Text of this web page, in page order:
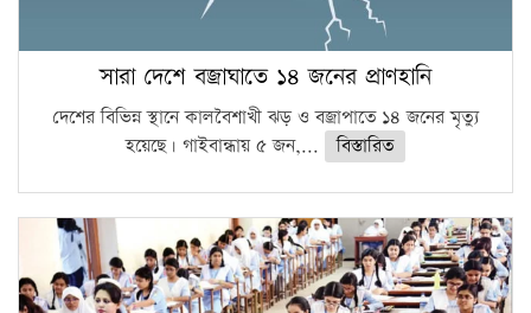
সারা দেশে বজ্রাঘাতে ১৪ জনের প্রাণহানি
দেশের বিভিন্ন স্থানে কালবৈশাখী ঝড় ও বজ্রাপাতে ১৪ জনের মৃত্যু
হয়েছে। গাইবান্ধায় ৫ জন,...
বিস্তারিত